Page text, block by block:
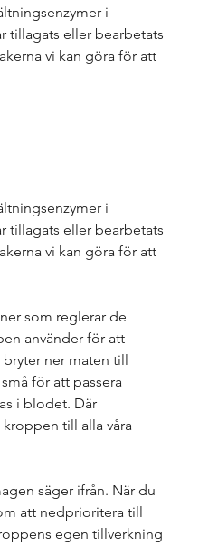
i
tillagats eller bearbetats
vi kan göra för att
i
tillagats eller bearbetats
vi kan göra för att
som reglerar de
använder för att
ner maten till
för att passera
i blodet. Där
till alla våra
säger ifrån. När du
att nedprioritera till
egen tillverkning